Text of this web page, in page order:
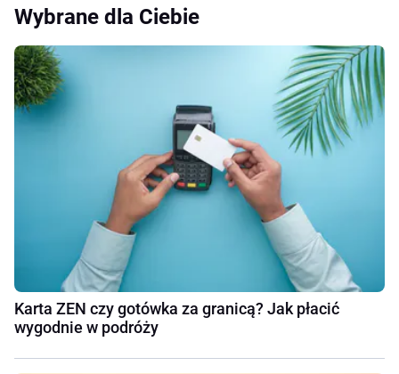
Wybrane dla Ciebie
Karta ZEN czy gotówka za granicą? Jak płacić
wygodnie w podróży